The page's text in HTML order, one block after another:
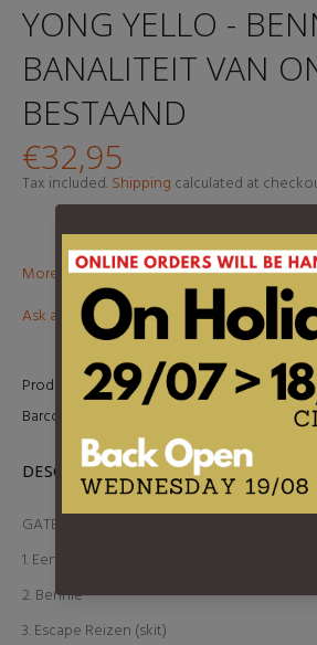
YONG YELLO -
BANALITEIT VAN
BESTAAND
€32,95
Tax included.Shipping calculated at
More than €100? Free delivery in BeNeLux!
Ask about this product
Product Type: LP
Barcode:
DESCRIPTION
GATEFOLD + 12 pagina booklet!
1.Een totaal verschillende levenstijl (intro)
2.Bennie
3.Escape Reizen (skit)